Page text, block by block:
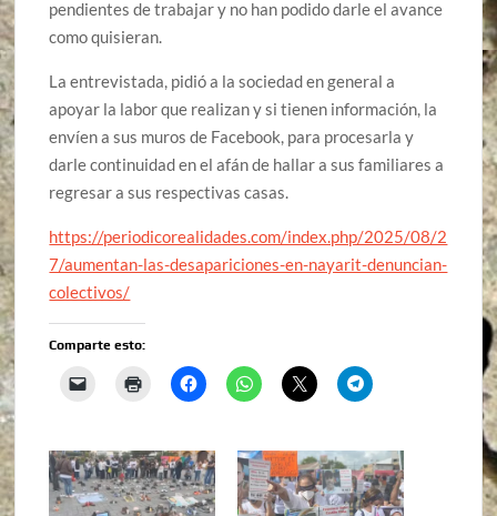
pendientes de trabajar y no han podido darle el avance
como quisieran.
La entrevistada, pidió a la sociedad en general a
apoyar la labor que realizan y si tienen información, la
envíen a sus muros de Facebook, para procesarla y
darle continuidad en el afán de hallar a sus familiares a
regresar a sus respectivas casas.
https://periodicorealidades.com/index.php/2025/08/2
7/aumentan-las-desapariciones-en-nayarit-denuncian-
colectivos/
Comparte esto: